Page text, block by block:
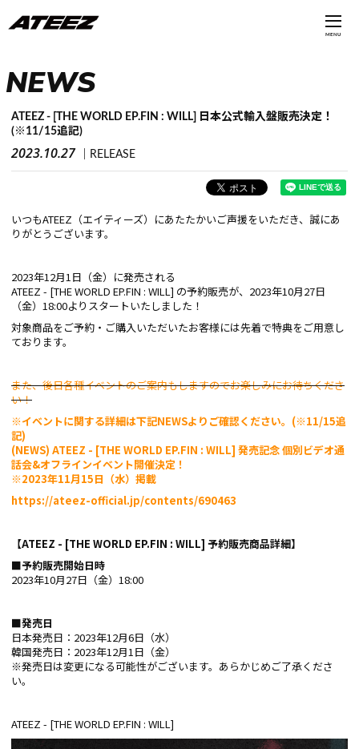
MENU
NEWS
ATEEZ - [THE WORLD EP.FIN : WILL] 日本公式輸入盤販売決定！
(※11/15追記)
2023.10.27 RELEASE
いつもATEEZ（エイティーズ）にあたたかいご声援をいただき、誠にあ
りがとうございます。
2023年12月1日（金）に発売される
ATEEZ - [THE WORLD EP.FIN : WILL] の予約販売が、2023年10月27日
（金）18:00よりスタートいたしました！
対象商品をご予約・ご購入いただいたお客様には先着で特典をご用意し
ております。
また、後日各種イベントのご案内もしますのでお楽しみにお待ちくださ
い！
※イベントに関する詳細は下記NEWSよりご確認ください。(※11/15追
記)​
(NEWS) ATEEZ - [THE WORLD EP.FIN : WILL] 発売記念 個別ビデオ通
話会&オフラインイベント開催決定！
※2023年11月15日（水）掲載
https://ateez-official.jp/contents/690463
【ATEEZ - [THE WORLD EP.FIN : WILL] 予約販売商品詳細】
■予約販売開始日時
2023年10月27日（金）18:00
■発売日
日本発売日：2023年12月6日（水）
韓国発売日：2023年12月1日（金）
※発売日は変更になる可能性がございます。あらかじめご了承くださ
い。
ATEEZ - [THE WORLD EP.FIN : WILL]